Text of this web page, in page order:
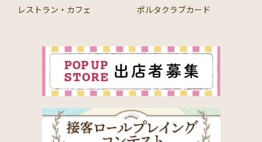
レストラン・カフェ ポルタクラブカード